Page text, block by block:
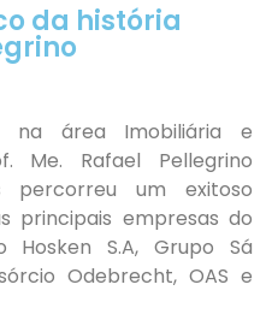
da história
na área Imobiliária e
Me. Rafael Pellegrino
percorreu um exitoso
principais empresas do
S.A, Grupo Sá
Odebrecht, OAS e